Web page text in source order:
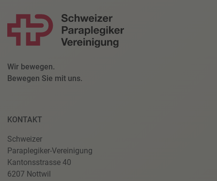
Wir bewegen.
Bewegen Sie mit uns.
KONTAKT
Schweizer
Paraplegiker-Vereinigung
Kantonsstrasse 40
6207 Nottwil